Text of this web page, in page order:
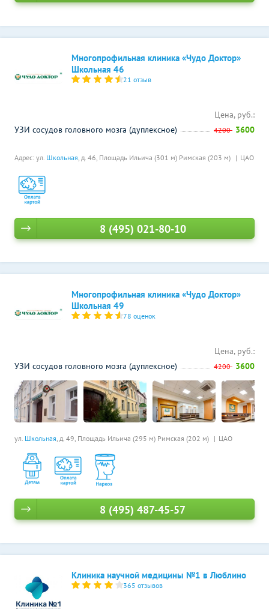
Многопрофильная клиника «Чудо Доктор»
Школьная 46
21 отзыв
Адрес: ул. Школьная, д. 46, Площадь Ильича (301 м) Римская (203 м) ЦАО
Цена, руб.:
УЗИ сосудов головного мозга (дуплексное)
4200 3600
8 (495) 021-80-10
Многопрофильная клиника «Чудо Доктор»
Школьная 49
78 оценок
ул. Школьная, д. 49, Площадь Ильича (295 м) Римская (202 м) ЦАО
Цена, руб.:
УЗИ сосудов головного мозга (дуплексное)
4200 3600
8 (495) 487-45-57
Клиника научной медицины №1 в Люблино
365 отзывов